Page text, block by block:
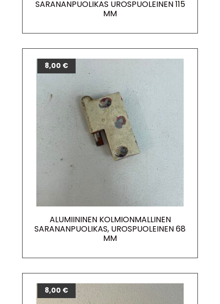
SARANANPUOLIKAS UROSPUOLEINEN 115
MM
ALUMIININEN KOLMIONMALLINEN
SARANANPUOLIKAS, UROSPUOLEINEN 68
MM
8,00 €
8,00 €